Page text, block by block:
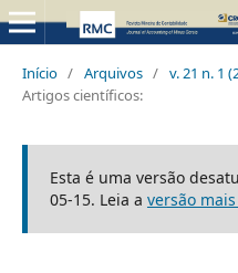
Início / Arquivos / v. 21 n. 1
Artigos científicos:
Esta é uma versão
05-15. Leia a versão